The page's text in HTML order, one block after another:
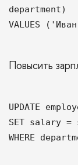
department)
VALUES
Повысить
UPDATE
SET salary
WHERE